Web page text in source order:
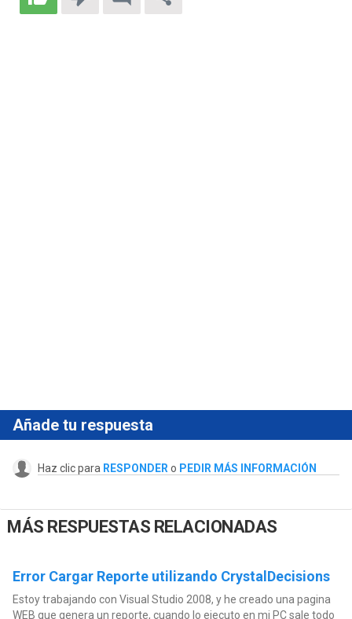
Añade tu respuesta
Haz clic para RESPONDER o PEDIR MÁS INFORMACIÓN
MÁS RESPUESTAS RELACIONADAS
Error Cargar Reporte utilizando CrystalDecisions
Estoy trabajando con Visual Studio 2008, y he creado una pagina
WEB que genera un reporte, cuando lo ejecuto en mi PC sale todo